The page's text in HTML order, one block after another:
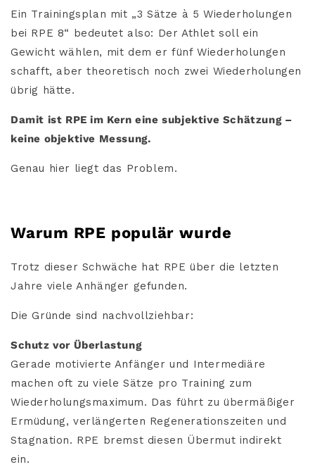
Ein Trainingsplan mit „3 Sätze à 5 Wiederholungen
bei RPE 8“ bedeutet also: Der Athlet soll ein
Gewicht wählen, mit dem er fünf Wiederholungen
schafft, aber theoretisch noch zwei Wiederholungen
übrig hätte.
Damit ist RPE im Kern eine subjektive Schätzung –
keine objektive Messung.
Genau hier liegt das Problem.
Warum RPE populär wurde
Trotz dieser Schwäche hat RPE über die letzten
Jahre viele Anhänger gefunden.
Die Gründe sind nachvollziehbar:
Schutz vor Überlastung
Gerade motivierte Anfänger und Intermediäre
machen oft zu viele Sätze pro Training zum
Wiederholungsmaximum. Das führt zu übermäßiger
Ermüdung, verlängerten Regenerationszeiten und
Stagnation. RPE bremst diesen Übermut indirekt
ein.